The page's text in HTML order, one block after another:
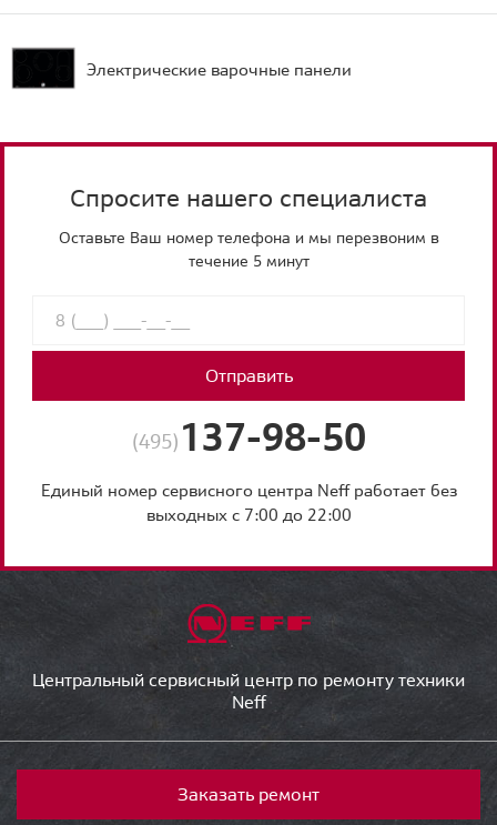
Электрические варочные панели
Спросите нашего специалиста
Оставьте Ваш номер телефона и мы перезвоним в
течение 5 минут
Отправить
(495) 137-98-50
Единый номер сервисного центра Neff работает без
выходных с 7:00 до 22:00
Центральный сервисный центр по ремонту техники
Neff
Заказать ремонт